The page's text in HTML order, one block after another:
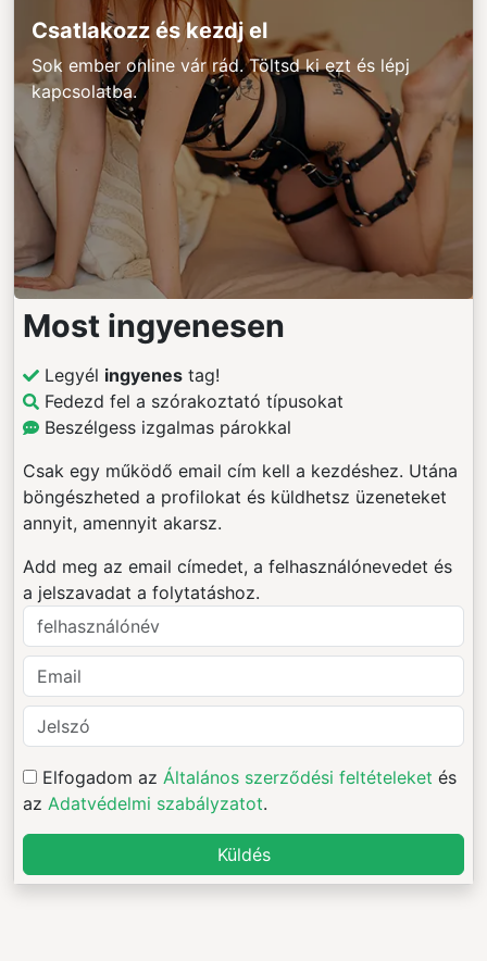
Csatlakozz és kezdj el
Sok ember online vár rád. Töltsd ki ezt és lépj
kapcsolatba.
Most ingyenesen
Legyél ingyenes tag!
Fedezd fel a szórakoztató típusokat
Beszélgess izgalmas párokkal
Csak egy működő email cím kell a kezdéshez. Utána
böngészheted a profilokat és küldhetsz üzeneteket
annyit, amennyit akarsz.
Add meg az email címedet, a felhasználónevedet és
a jelszavadat a folytatáshoz.
Elfogadom az Általános szerződési feltételeket és
az Adatvédelmi szabályzatot.
Küldés